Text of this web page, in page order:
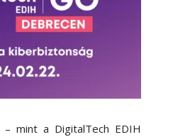
– mint a DigitalTech EDIH